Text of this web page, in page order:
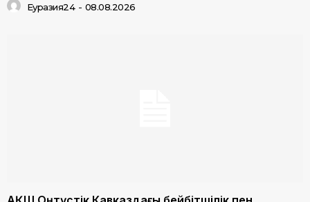
Еуразия24 - 08.08.2026